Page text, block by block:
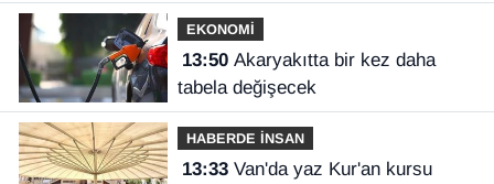
EKONOMİ
13:50Akaryakıtta bir kez daha
tabela değişecek
HABERDE İNSAN
13:33Van'da yaz Kur'an kursu